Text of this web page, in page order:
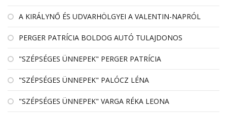
A KIRÁLYNŐ ÉS UDVARHÖLGYEI A VALENTIN-NAPRÓL
PERGER PATRÍCIA BOLDOG AUTÓ TULAJDONOS
"SZÉPSÉGES ÜNNEPEK" PERGER PATRÍCIA
"SZÉPSÉGES ÜNNEPEK" PALÓCZ LÉNA
"SZÉPSÉGES ÜNNEPEK" VARGA RÉKA LEONA